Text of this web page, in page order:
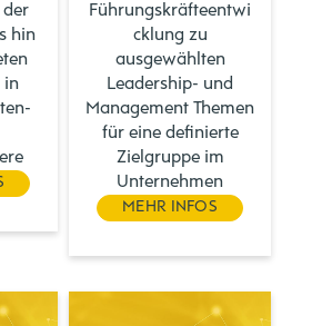
der
hin
in
Führungskräfteentwi
cklung zu
ausgewählten
Leadership- und
Management Themen
für eine definierte
Zielgruppe im
Unternehmen
MEHR INFOS